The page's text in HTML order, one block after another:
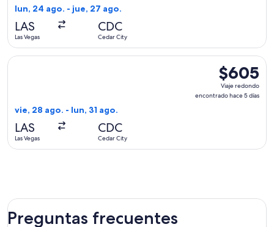
lun, 24 ago. - jue, 27 ago.
LAS
Las Vegas
CDC
Cedar City
$605
Viaje
redondo,
$605
Viaje redondo
encontrado hace 5 días
vie, 28 ago. - lun, 31 ago.
LAS
Las Vegas
CDC
Cedar City
Seleccionar vuelo de Delta, con salida el vie, 28 ago.
Preguntas frecuentes